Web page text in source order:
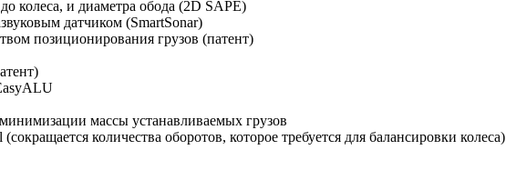
колеса, и диаметра обода (2D SAPE)
датчиком (SmartSonar)
позиционирования грузов (патент)
массы устанавливаемых грузов
количества оборотов, которое трeбуется для балансировки колеса)